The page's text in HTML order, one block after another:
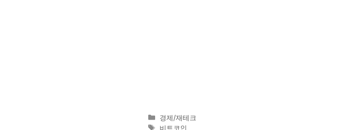
카
테
경제/재테크
태
비트코인